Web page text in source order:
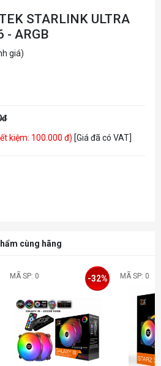
STARLINK ULTRA
- ARGB
giá)
kiệm: 100.000 đ) [Giá đã có VAT]
cùng hãng
MÃ SP: 0 -32% MÃ SP: 0